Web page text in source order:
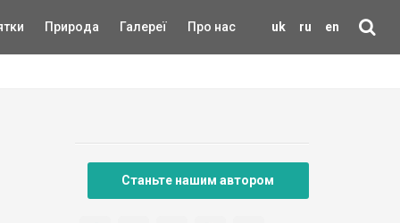
uk ru en
Природа Галереї Про нас
Станьте нашим автором